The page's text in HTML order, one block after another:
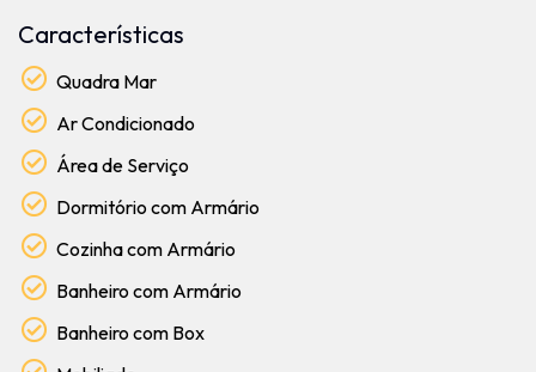
Características
Quadra Mar
Ar Condicionado
Área de Serviço
Dormitório com Armário
Cozinha com Armário
Banheiro com Armário
Banheiro com Box